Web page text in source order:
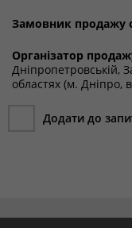
Замовник продажу
Організатор
Дніпропетровській,
областях (м. Дніпро,
Додати до